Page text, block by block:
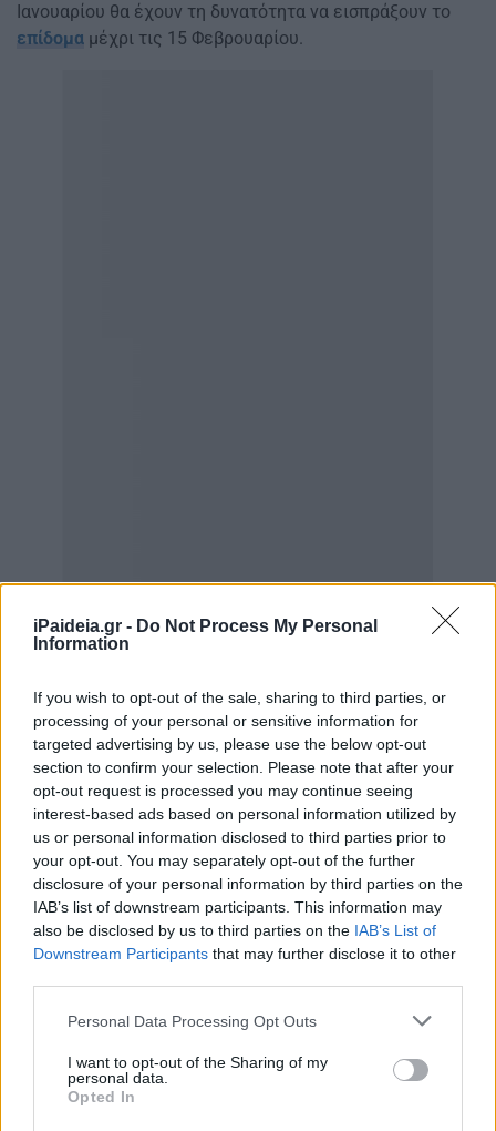
iPaideia.gr - Do Not Process My Personal
Information
If you wish to opt-out of the sale, sharing to third parties, or
processing of your personal or sensitive information for
targeted advertising by us, please use the below opt-out
section to confirm your selection. Please note that after your
opt-out request is processed you may continue seeing
interest-based ads based on personal information utilized by
us or personal information disclosed to third parties prior to
your opt-out. You may separately opt-out of the further
disclosure of your personal information by third parties on the
IAB’s list of downstream participants. This information may
also be disclosed by us to third parties on the IAB’s List of
Downstream Participants that may further disclose it to other
Please note that this website/app uses one or more Google
not limited to your visit or usage behaviour. You may click to
grant or deny consent to Google and its third-party tags to
use your data for below specified purposes in below Google
Personal Data Processing Opt Outs
I want to opt-out of the Sharing of my
personal data.
Opted In
Ιανουαρίου θα έχουν τη δυνατότητα να εισπράξουν το
επίδομα μέχρι τις 15 Φεβρουαρίου.
Η υφυπουργός Οικονομικών Κατερίνα Παπανάτσιου είπε
στο «Πρακτορείο 104,9 FM» πως η υποβολή των
αιτήσεων και η ενεργοποίηση της διαδικασίας
πληρωμής θα γίνεται ηλεκτρονικά μέσω εφαρμογής στο
TAXISNET.
Αναφερόμενη στην αναδρομική αύξηση τουεπιδόματος
θέρμανσης
της ορεινής περιόδου για τις ορεινές
πάρει το ίδιο (επίδομα) που πήρε και πέρυσι και αυτό
κυβέρνηση αποφασίσαμε να το δώσουμε επειδή ξέρουμε
ότι εκεί είναι πάρα πολύ μεγάλα τα προβλήματα με το